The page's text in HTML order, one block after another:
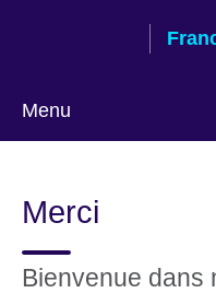
Menu
language
Merci
Bienvenue dans